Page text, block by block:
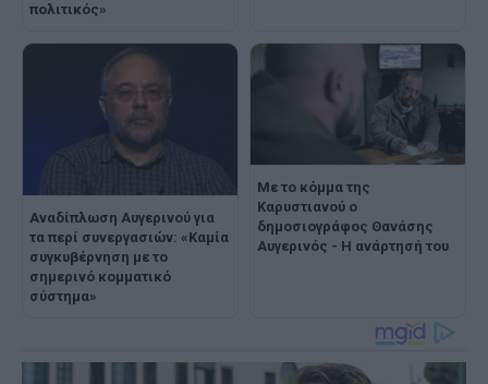
πολιτικός»
Αναδίπλωση Αυγερινού για
τα περί συνεργασιών: «Καμία
συγκυβέρνηση με το
σημερινό κομματικό
σύστημα»
Με το κόμμα της
Καρυστιανού ο
δημοσιογράφος Θανάσης
Αυγερινός - Η ανάρτησή του